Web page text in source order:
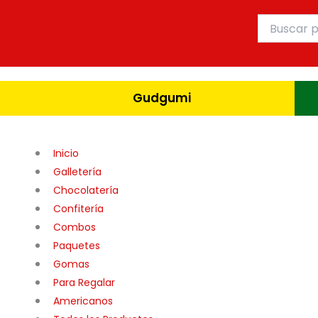
por:
Gudgumi
Inicio
Galletería
Chocolatería
Confitería
Combos
Paquetes
Gomas
Para Regalar
Americanos